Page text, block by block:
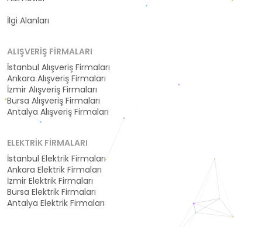
İlgi Alanları
ALIŞVERIŞ FIRMALARI
İstanbul Alışveriş Firmaları
Ankara Alışveriş Firmaları
İzmir Alışveriş Firmaları
Bursa Alışveriş Firmaları
Antalya Alışveriş Firmaları
ELEKTRIK FIRMALARI
İstanbul Elektrik Firmaları
Ankara Elektrik Firmaları
İzmir Elektrik Firmaları
Bursa Elektrik Firmaları
Antalya Elektrik Firmaları